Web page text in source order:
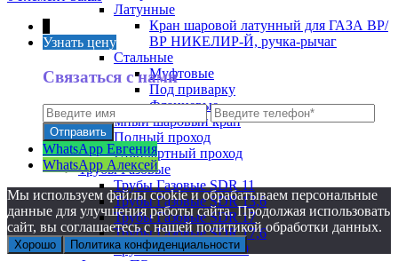
Латунные
Кран шаровой латунный для ГАЗА ВР/
ВР НИКЕЛИР-Й, ручка-рычаг
Стальные
Муфтовые
Под приварку
Фланцевые
Подземный шаровый кран
Полный проход
Стандартный проход
Трубы Газовые
Трубы Газовые SDR 11
Трубы Газовые SDR 13,6
Трубы Газовые SDR 17
Трубы Газовые SDR 17,6
Трубы Газовые SDR 9
Узнать цену
Связаться с нами
WhatsApp Евгения
WhatsApp Алексей
Мы используем файлы cookie и обрабатываем персональные
данные для улучшения работы сайта. Продолжая использовать
сайт, вы соглашаетесь с нашей политикой обработки данных.
Хорошо Политика конфиденциальности